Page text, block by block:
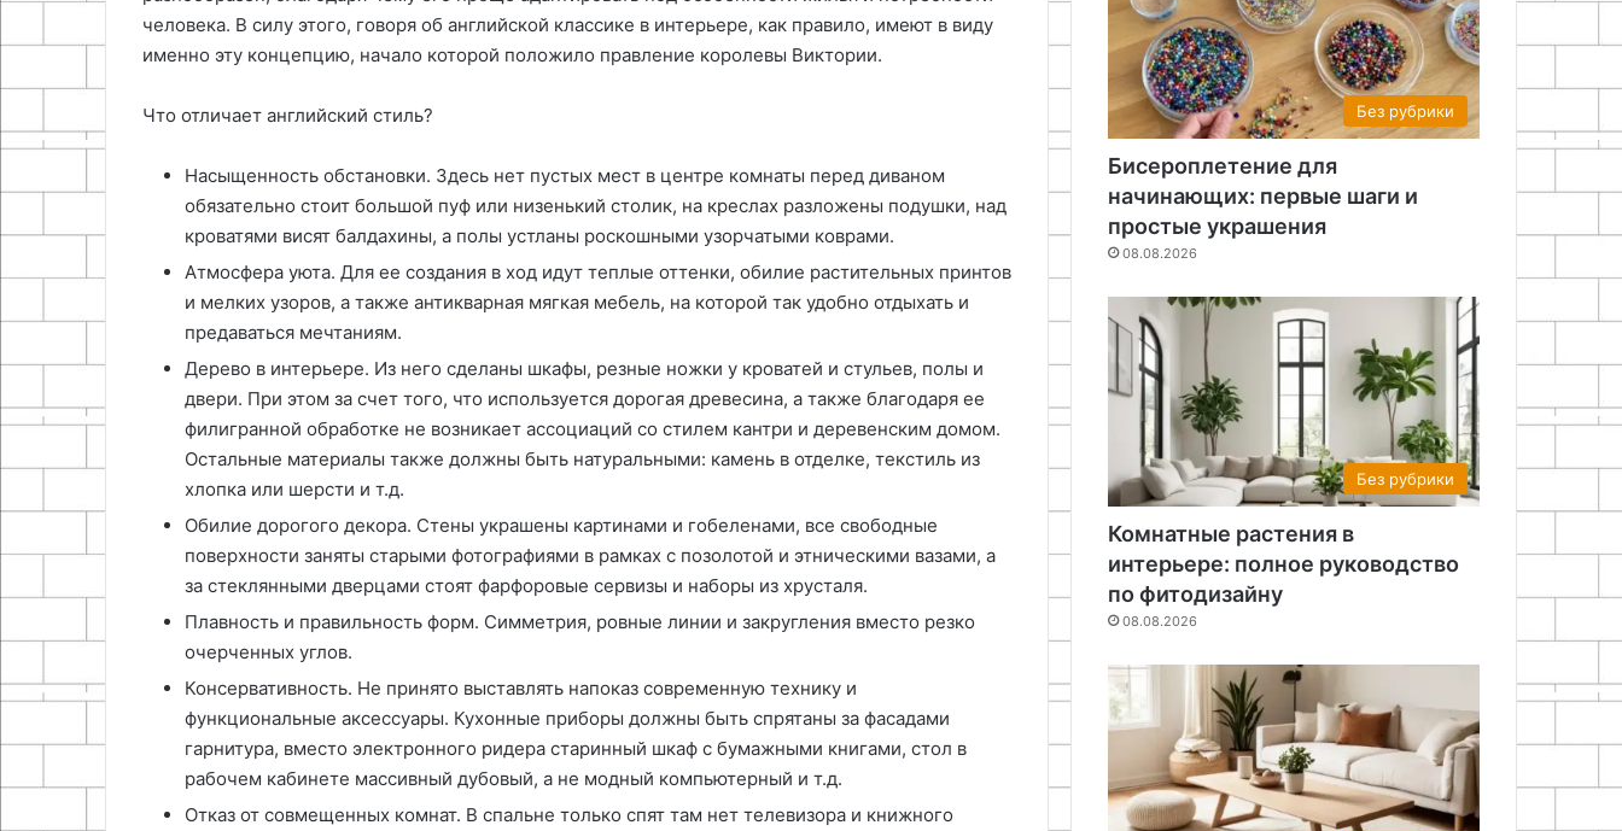
человека. В силу этого, говоря об английской классике в интерьере, как правило, имеют в виду
именно эту концепцию, начало которой положило правление королевы Виктории.
Что отличает английский стиль?
Насыщенность обстановки. Здесь нет пустых мест в центре комнаты перед диваном
обязательно стоит большой пуф или низенький столик, на креслах разложены подушки, над
кроватями висят балдахины, а полы устланы роскошными узорчатыми коврами.
Атмосфера уюта. Для ее создания в ход идут теплые оттенки, обилие растительных принтов
и мелких узоров, а также антикварная мягкая мебель, на которой так удобно отдыхать и
предаваться мечтаниям.
Дерево в интерьере. Из него сделаны шкафы, резные ножки у кроватей и стульев, полы и
двери. При этом за счет того, что используется дорогая древесина, а также благодаря ее
филигранной обработке не возникает ассоциаций со стилем кантри и деревенским домом.
Остальные материалы также должны быть натуральными: камень в отделке, текстиль из
хлопка или шерсти и т.д.
Обилие дорогого декора. Стены украшены картинами и гобеленами, все свободные
поверхности заняты старыми фотографиями в рамках с позолотой и этническими вазами, а
за стеклянными дверцами стоят фарфоровые сервизы и наборы из хрусталя.
Плавность и правильность форм. Симметрия, ровные линии и закругления вместо резко
очерченных углов.
Консервативность. Не принято выставлять напоказ современную технику и
функциональные аксессуары. Кухонные приборы должны быть спрятаны за фасадами
гарнитура, вместо электронного ридера старинный шкаф с бумажными книгами, стол в
рабочем кабинете массивный дубовый, а не модный компьютерный и т.д.
Отказ от совмещенных комнат. В спальне только спят там нет телевизора и книжного
Без рубрики
Бисероплетение для
начинающих: первые шаги и
простые украшения
08.08.2026
Без рубрики
Комнатные растения в
интерьере: полное руководство
по фитодизайну
08.08.2026